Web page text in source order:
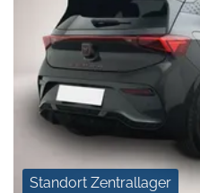
Standort Zentrallager